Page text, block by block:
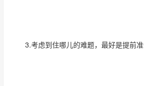
3.考虑到住哪儿的难题，最好是提前准